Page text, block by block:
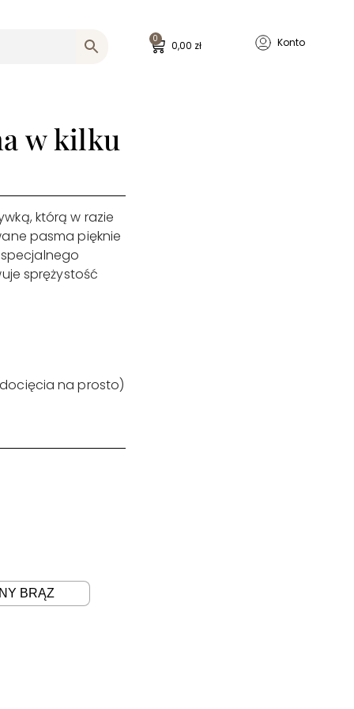
0,00 zł
0 Konto
w kilku
którą w razie
pasma pięknie
specjalnego
sprężystość
docięcia na prosto)
BRĄZ